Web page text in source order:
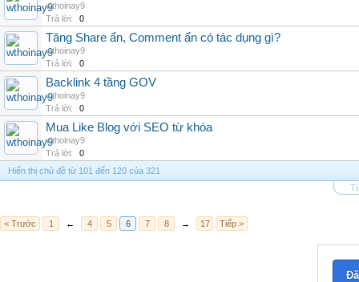
wthoinay9
Trả lời:
0
Tăng Share ẩn, Comment ẩn có tác dụng gì?
wthoinay9
Trả lời:
0
Backlink 4 tầng GOV
wthoinay9
Trả lời:
0
Mua Like Blog với SEO từ khóa
wthoinay9
Trả lời:
0
Hiển thị chủ đề từ 101 đến 120 của 321
< Trước 1 ← 4 5 6 7 8 → 17 Tiếp >